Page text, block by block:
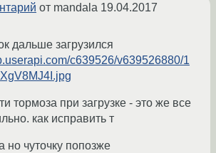
от mandala 19.04.2017
дальше загрузился
c639526/v639526880/1
тормоза при загрузке - это же все
как исправить т
но чуточку попозже